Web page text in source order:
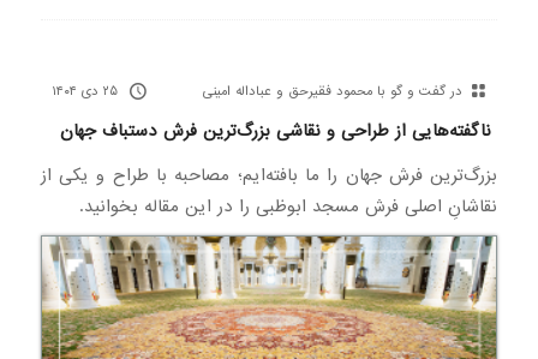
در گفت و گو با محمود فقیرحق و عباداله امینی ۲۵ دی ۱۴۰۴
ناگفته‌هایی از طراحی و نقاشی بزرگ‌ترین فرش دستباف جهان
بزرگ‌ترین فرش جهان را ما بافته‌ایم؛ مصاحبه با طراح و یکی از
نقاشانِ اصلی فرش مسجد ابوظبی را در این مقاله بخوانید.